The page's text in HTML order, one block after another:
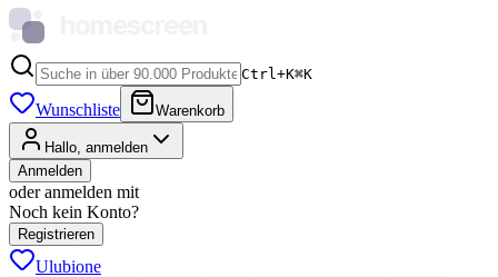
Ctrl+K⌘K
Wunschliste Warenkorb
Hallo, anmelden
Anmelden
oder anmelden mit
Noch kein Konto?
Registrieren
Ulubione